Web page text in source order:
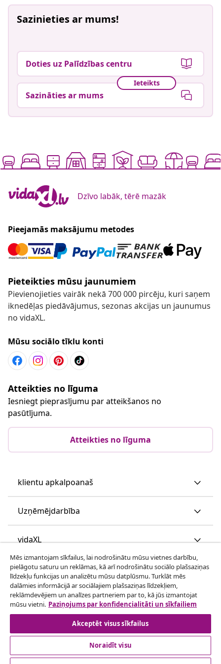
Sazinieties ar mums!
Doties uz Palīdzības centru
Ieteikts
Sazināties ar mums
Dzīvo labāk, tērē mazāk
Pieejamās maksājumu metodes
Pieteikties mūsu jaunumiem
Pievienojieties vairāk nekā 700 000 pircēju, kuri saņem
iknedēļas piedāvājumus, sezonas akcijas un jaunumus
no vidaXL.
Mūsu sociālo tīklu konti
Atteikties no līguma
Iesniegt pieprasījumu par atteikšanos no
pasūtījuma.
Atteikties no līguma
klientu apkalpoanaš
Uzņēmējdarbība
vidaXL
Apskatiet vairāk
© 2008-2026 vidaXL www.vidaxl.lv ir vidaXL Marketplace
Europe B.V. tīmekļa vietne
Mēs izmantojam sīkfailus, lai nodrošinātu mūsu vietnes darbību,
pielāgotu saturu un reklāmas, kā arī nodrošinātu sociālo plašsaziņas
līdzekļu funkcijas un analizētu mūsu datplūsmu. Turklāt mēs
dalāmies informācijā ar sociālajiem plašsaziņas līdzekļiem,
reklāmdevējiem un analīzes partneriem par to, kā jūs izmantojat
mūsu vietni. Paziņojums par konfidencialitāti un sīkfailiem
Akceptēt visus sīkfailus
Noraidīt visu